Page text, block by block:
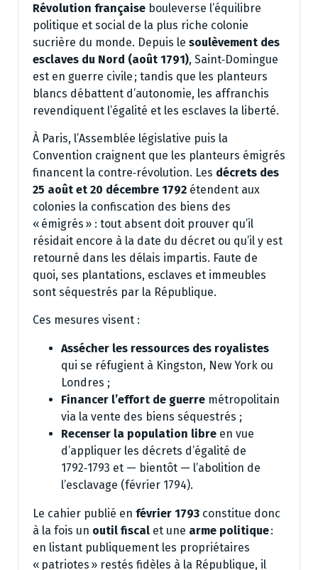
Révolution française bouleverse l’équilibre
politique et social de la plus riche colonie
sucrière du monde. Depuis le soulèvement des
esclaves du Nord (août 1791), Saint‑Domingue
est en guerre civile ; tandis que les planteurs
blancs débattent d’autonomie, les affranchis
revendiquent l’égalité et les esclaves la liberté.
À Paris, l’Assemblée législative puis la
Convention craignent que les planteurs émigrés
financent la contre‑révolution. Les décrets des
25 août et 20 décembre 1792 étendent aux
colonies la confiscation des biens des
« émigrés » : tout absent doit prouver qu’il
résidait encore à la date du décret ou qu’il y est
retourné dans les délais impartis. Faute de
quoi, ses plantations, esclaves et immeubles
sont séquestrés par la République.
Ces mesures visent :
Assécher les ressources des royalistes
qui se réfugient à Kingston, New York ou
Londres ;
Financer l’effort de guerre métropolitain
via la vente des biens séquestrés ;
Recenser la population libre en vue
d’appliquer les décrets d’égalité de
1792‑1793 et — bientôt — l’abolition de
l’esclavage (février 1794).
Le cahier publié en février 1793 constitue donc
à la fois un outil fiscal et une arme politique:
en listant publiquement les propriétaires
« patriotes » restés fidèles à la République, il